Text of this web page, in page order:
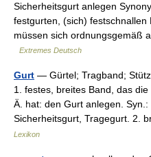
Sicherheitsgurt anlegen
festgurten, (sich) festschnallen
müssen sich ordnungsgemäß
Extremes Deutsch
Gurt — Gürtel; Tragband;
1. festes, breites Band, das
Ä. hat: den Gurt anlegen.
Sicherheitsgurt, Tragegurt.
Lexikon